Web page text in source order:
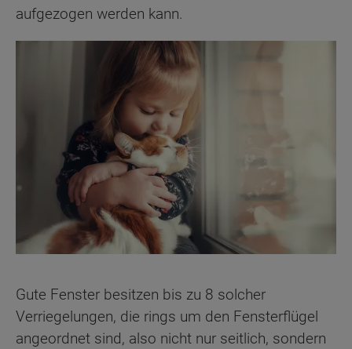
aufgezogen werden kann.
Gute Fenster besitzen bis zu 8 solcher
Verriegelungen, die rings um den Fensterflügel
angeordnet sind, also nicht nur seitlich, sondern